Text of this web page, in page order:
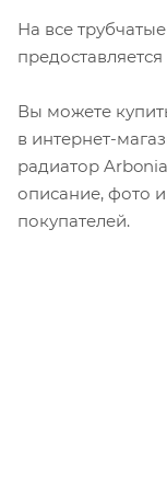
На все
предоставляется
Вы можете
в интернет-
радиатор
описание, фото
покупателей.